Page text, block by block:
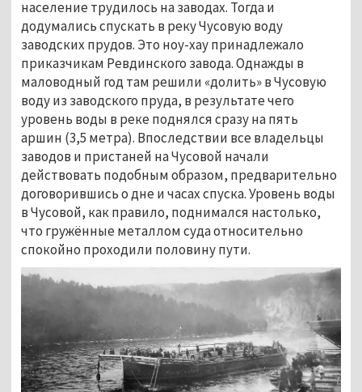
население трудилось на заводах. Тогда и
додумались спускать в реку Чусовую воду
заводских прудов. Это ноу-хау принадлежало
приказчикам Ревдинского завода. Однажды в
маловодный год там решили «долить» в Чусовую
воду из заводского пруда, в результате чего
уровень воды в реке поднялся сразу на пять
аршин (3,5 метра). Впоследствии все владельцы
заводов и пристаней на Чусовой начали
действовать подобным образом, предварительно
договорившись о дне и часах спуска. Уровень воды
в Чусовой, как правило, поднимался настолько,
что гружённые металлом суда относительно
спокойно проходили половину пути.